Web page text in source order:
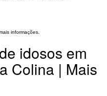
informações.
idosos em
Colina | Mais